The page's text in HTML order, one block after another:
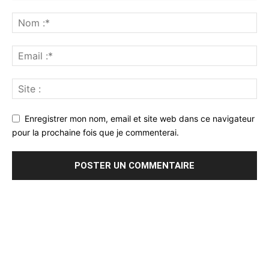
Enregistrer mon nom, email et site web dans ce navigateur
pour la prochaine fois que je commenterai.